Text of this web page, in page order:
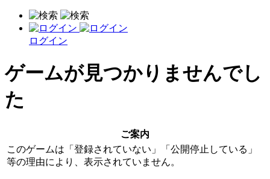
ログイン
ゲームが見つかりませんでし
た
ご案内
このゲームは「登録されていない」「公開停止している」
等の理由により、表示されていません。